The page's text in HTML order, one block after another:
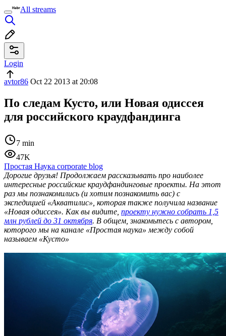
All streams
Login
avtor86 Oct 22 2013 at 20:08
По следам Кусто, или Новая одиссея
для российского краудфандинга
7 min
47K
Простая Наука corporate blog
Дорогие друзья! Продолжаем рассказывать про наиболее
интересные российские краудфандинговые проекты. На этот
раз мы познакомились (и хотим познакомить вас) с
экспедицией «Акватилис», которая также получила название
«Новая одиссея». Как вы видите, проекту нужно собрать 1,5
млн рублей до 31 октября. В общем, знакомьтесь с автором,
которого мы на канале «Простая наука» между собой
называем «Кусто»